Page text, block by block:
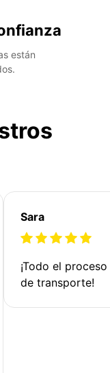
están
Sara
¡Todo el
de transporte!